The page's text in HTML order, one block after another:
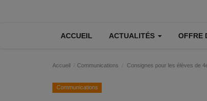
ACCUEIL ACTUALITÉS OFFRE
Accueil Communications Consignes pour les élèves de
Communications